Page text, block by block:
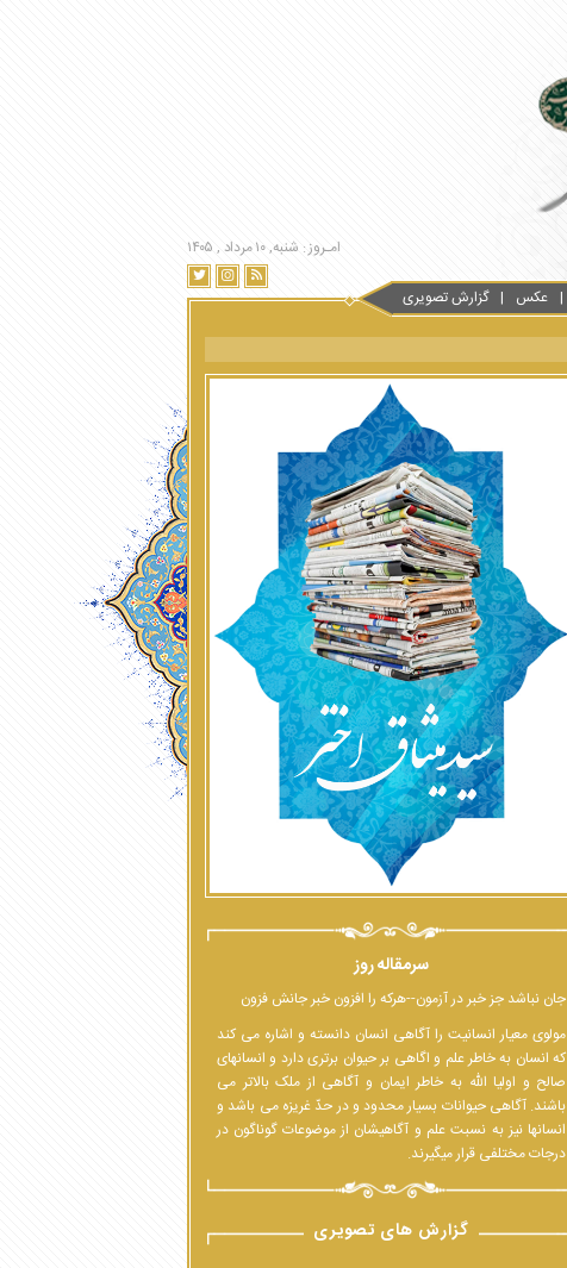
امـروز : شنبه, ۱۰ مرداد , ۱۴۰۵
عکس گزارش تصویری
سرمقاله روز
جان نباشد جز خبر در آزمون--هرکه را افزون خبر جانش فزون
مولوی معیار انسانیت را آگاهی انسان دانسته و اشاره می کند
که انسان به خاطر علم و اگاهی بر حیوان برتری دارد و انسانهای
صالح و اولیا الله به خاطر ایمان و آگاهی از ملک بالاتر می
باشند. آگاهی حیوانات بسیار محدود و در حدّ غریزه می باشد و
انسانها نیز به نسبت علم و آگاهیشان از موضوعات گوناگون در
درجات مختلفی قرار میگیرند.
گزارش های تصویری